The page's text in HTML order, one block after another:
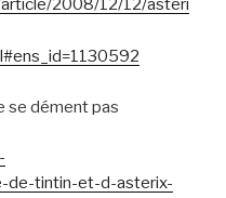
2008/12/12/asteri
se dément pas
de-tintin-et-d-asterix-